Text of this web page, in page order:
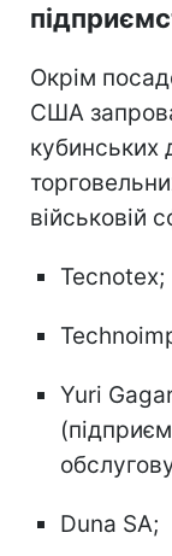
Окрім
США
кубинських
військовій
Tecnotex;
Yuri
Duna SA;